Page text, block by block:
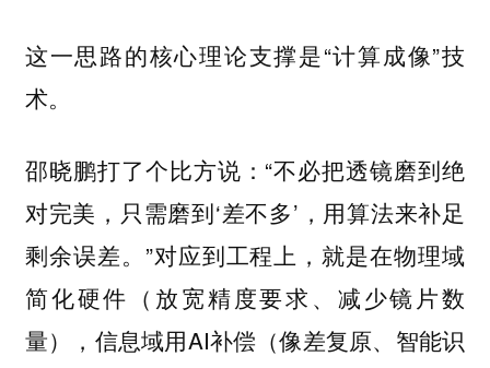
这一思路的核心理论支撑是“计算成像”技
术。
邵晓鹏打了个比方说：“不必把透镜磨到绝
对完美，只需磨到‘差不多’，用算法来补足
剩余误差。”对应到工程上，就是在物理域
简化硬件（放宽精度要求、减少镜片数
量），信息域用AI补偿（像差复原、智能识